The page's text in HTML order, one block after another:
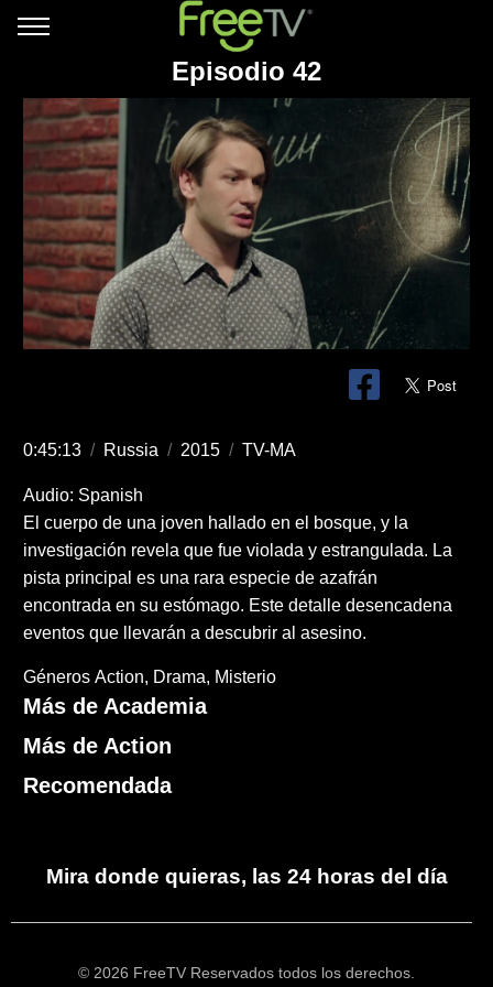
Episodio 42
0:45:13 / Russia / 2015 / TV-MA
Audio: Spanish
El cuerpo de una joven hallado en el bosque, y la
investigación revela que fue violada y estrangulada. La
pista principal es una rara especie de azafrán
encontrada en su estómago. Este detalle desencadena
eventos que llevarán a descubrir al asesino.
Géneros Action Drama Misterio
Más de Academia
Más de Action
Recomendada
Mira donde quieras, las 24 horas del día
© 2026 FreeTV Reservados todos los derechos.